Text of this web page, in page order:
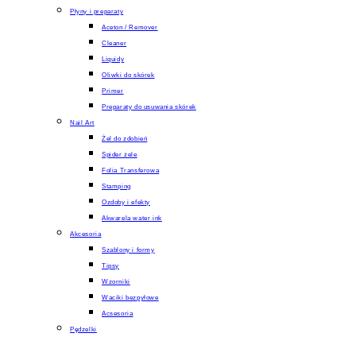
Płyny i preparaty
Aceton / Remover
Cleaner
Liquidy
Oliwki do skórek
Primer
Preparaty do usuwania skórek
Nail Art
Żel do zdobień
Spider żele
Folia Transferowa
Stamping
Ozdoby i efekty
Akwarela water ink
Akcesoria
Szablony i formy
Tipsy
Wzorniki
Waciki bezpyłowe
Acsesoria
Pędzelki